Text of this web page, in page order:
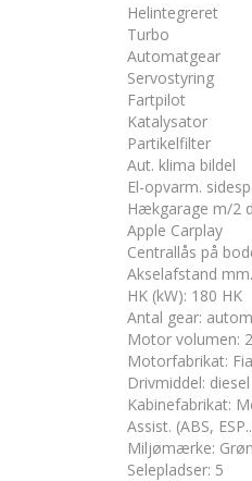
Helintegreret
Turbo
Automatgear
Servostyring
Fartpilot
Katalysator
Partikelfilter
Aut. klima bildel
El-opvarm.
Hækgarage m/2
Apple Carplay
Centrallås på
Akselafstand mm.
HK (kW): 180 HK
Antal gear:
Motor volumen:
Motorfabrikat:
Drivmiddel: diesel
Kabinefabrikat:
Assist. (ABS,
Miljømærke:
Selepladser: 5